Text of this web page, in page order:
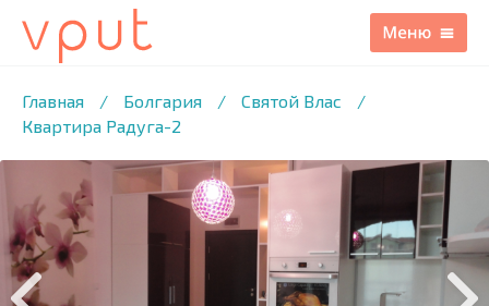
Главная / Болгария / Святой Влас
/
Квартира Радуга-2
/16 ФОТО